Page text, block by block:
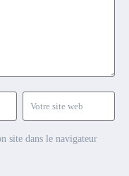
site dans le navigateur